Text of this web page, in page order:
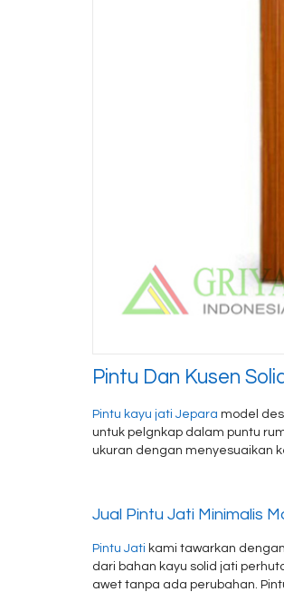
Pintu Dan Kusen
Pintu kayu jati Jepara model
untuk pelgnkap dalam puntu
ukuran dengan menyesuaikan
Jual Pintu Jati Minimalis
Pintu Jati kami tawarkan
dari bahan kayu solid jati
awet tanpa ada perubahan.